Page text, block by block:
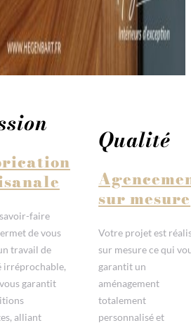
faire
de vous
travail de
irréprochable,
garantit
alliant
Qualité
sur mesure
Votre projet est
sur mesure ce qui
garantit un
aménagement
totalement
personnalisé et